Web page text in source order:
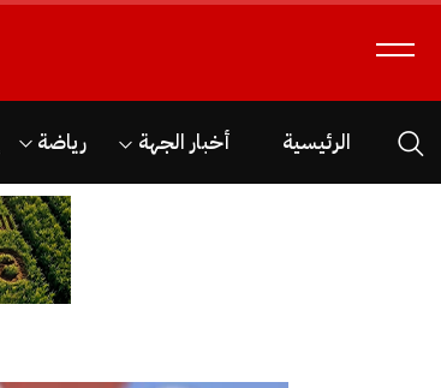
الرئيسية أخبار الجهة رياضة